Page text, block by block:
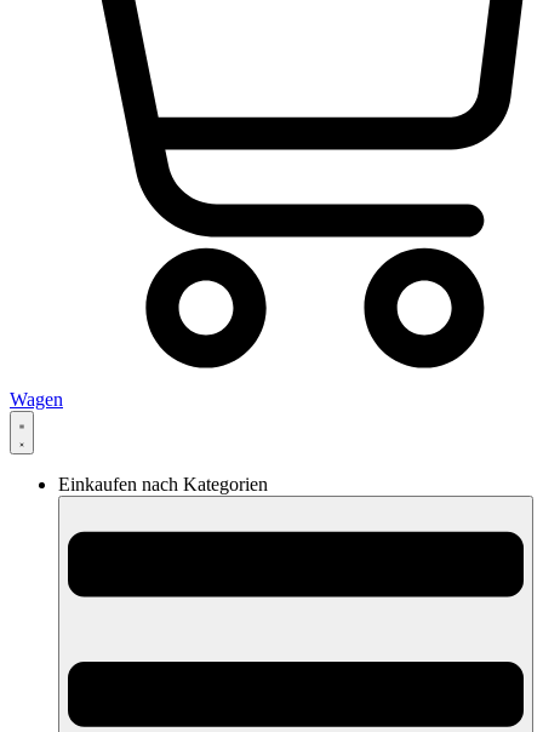
Wagen
Einkaufen nach Kategorien